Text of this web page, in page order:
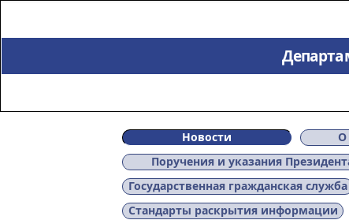
Новости О
Поручения и указания
Государственная гражданская служба
Стандарты раскрытия информации